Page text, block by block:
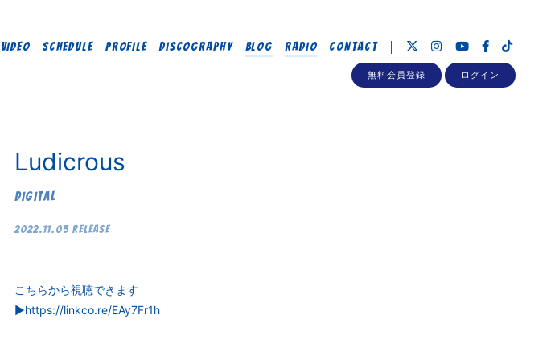
VIDEO SCHEDULE PROFILE DISCOGRAPHY BLOG RADIO CONTACT
無料会員登録 ログイン
Ludicrous
DIGITAL
2022.11.05 RELEASE
こちらから視聴できます
▶︎https://linkco.re/EAy7Fr1h